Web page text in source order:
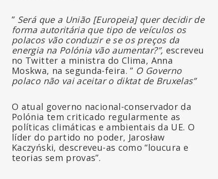
” Será que a União [Europeia] quer decidir de
forma autoritária que tipo de veículos os
polacos vão conduzir e se os preços da
energia na Polónia vão aumentar?”, escreveu
no Twitter a ministra do Clima, Anna
Moskwa, na segunda-feira. ” O Governo
polaco não vai aceitar o diktat de Bruxelas”
O atual governo nacional-conservador da
Polónia tem criticado regularmente as
políticas climáticas e ambientais da UE. O
líder do partido no poder, Jarosław
Kaczyński, descreveu-as como “loucura e
teorias sem provas”.